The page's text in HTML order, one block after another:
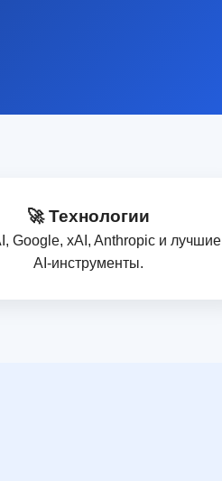
🚀 Технологии
Google, xAI, Anthropic и лучшие
AI‑инструменты.